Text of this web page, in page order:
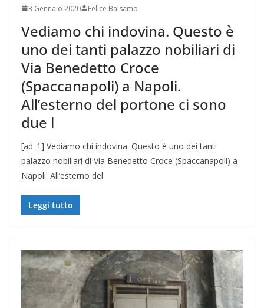
3 Gennaio 2020 Felice Balsamo
Vediamo chi indovina. Questo è
uno dei tanti palazzo nobiliari di
Via Benedetto Croce
(Spaccanapoli) a Napoli.
All’esterno del portone ci sono
due l
[ad_1] Vediamo chi indovina. Questo è uno dei tanti
palazzo nobiliari di Via Benedetto Croce (Spaccanapoli) a
Napoli. All’esterno del
Leggi tutto